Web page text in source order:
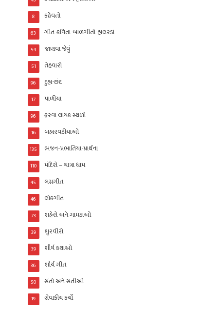
કહેવતો
8
ગીત-કવિતા-બાળગીતો-હાલરડાં
63
જાણવા જેવું
54
તેહવારો
51
દુહા-છંદ
96
પાળીયા
17
ફરવા લાયક સ્થળો
96
બહારવટીયાઓ
16
ભજન-પ્રભાતિયા-પ્રાર્થના
135
મંદિરો – યાત્રા ધામ
110
લગ્નગીત
45
લોકગીત
46
શહેરો અને ગામડાઓ
73
શુરવીરો
39
શૌર્ય કથાઓ
39
શૌર્ય ગીત
36
સંતો અને સતીઓ
50
સેવાકીય કર્યો
19